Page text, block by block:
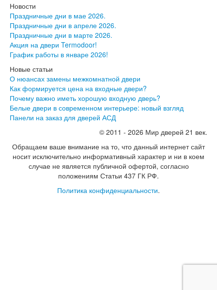
Новости
Праздничные дни в мае 2026.
Праздничные дни в апреле 2026.
Праздничные дни в марте 2026.
Акция на двери Termodoor!
График работы в январе 2026!
Новые статьи
О нюансах замены межкомнатной двери
Как формируется цена на входные двери?
Почему важно иметь хорошую входную дверь?
Белые двери в современном интерьере: новый взгляд
Панели на заказ для дверей АСД
© 2011 - 2026 Мир дверей 21 век.
Обращаем ваше внимание на то, что данный интернет сайт
носит исключительно информативный характер и ни в коем
случае не является публичной офертой, согласно
положениям Статьи 437 ГК РФ.
Политика конфиденциальности.